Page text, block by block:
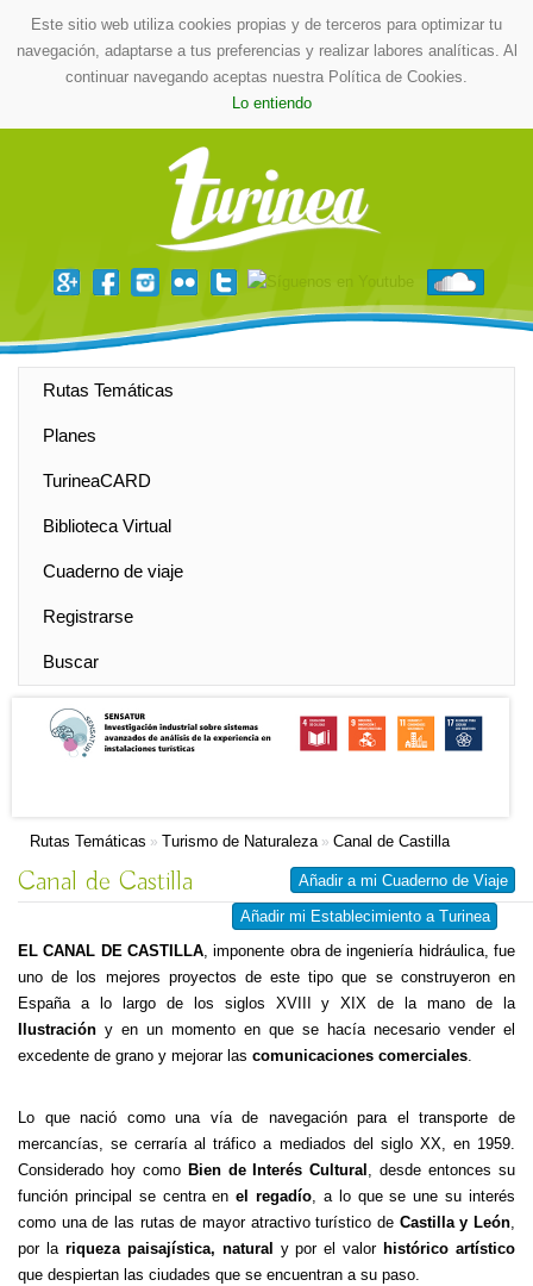
Este sitio web utiliza cookies propias y de terceros para optimizar tu
navegación, adaptarse a tus preferencias y realizar labores analíticas. Al
continuar navegando aceptas nuestra Política de Cookies.
Lo entiendo
Rutas Temáticas
Planes
TurineaCARD
Biblioteca Virtual
Cuaderno de viaje
Registrarse
Buscar
Rutas Temáticas » Turismo de Naturaleza» Canal de Castilla
Añadir a mi Cuaderno de Viaje
Añadir mi Establecimiento a Turinea
Canal de Castilla
EL CANAL DE CASTILLA, imponente obra de ingeniería hidráulica, fue
uno de los mejores proyectos de este tipo que se construyeron en
España a lo largo de los siglos XVIII y XIX de la mano de la
Ilustración y en un momento en que se hacía necesario vender el
excedente de grano y mejorar las comunicaciones comerciales.
Lo que nació como una vía de navegación para el transporte de
mercancías, se cerraría al tráfico a mediados del siglo XX, en 1959.
Considerado hoy como Bien de Interés Cultural , desde entonces su
función principal se centra enel regadío, a lo que se une su interés
como una de las rutas de mayor atractivo turístico de Castilla y León,
por la riqueza paisajística, natural y por el valor histórico artístico
que despiertan las ciudades que se encuentran a su paso.